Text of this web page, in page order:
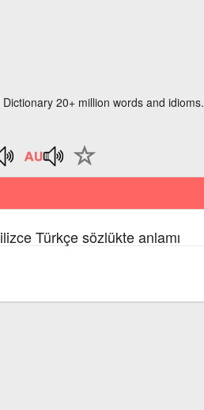
20+ million words and idioms.
Türkçe sözlükte anlamı